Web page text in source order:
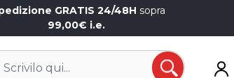
GRATIS 24/48H sopra
99,00€ i.e.